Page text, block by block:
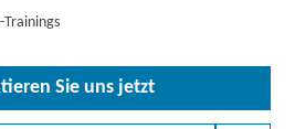
Trainings
Sie uns jetzt